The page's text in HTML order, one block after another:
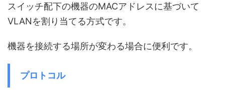
スイッチ配下の機器のMACアドレスに基づいて
VLANを割り当てる方式です。
機器を接続する場所が変わる場合に便利です。
プロトコル